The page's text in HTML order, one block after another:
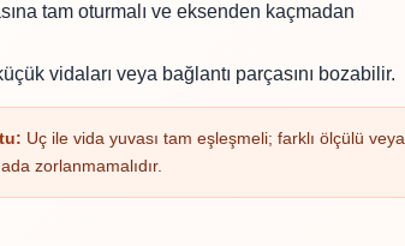
tam oturmalı ve eksenden kaçmadan
vidaları veya bağlantı parçasını bozabilir.
Uç ile vida yuvası tam eşleşmeli; farklı ölçülü veya
zorlanmamalıdır.